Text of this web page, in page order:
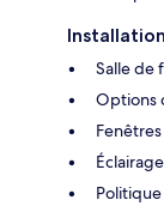
Salle de
Options